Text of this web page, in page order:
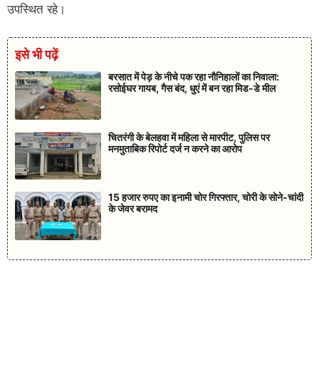
उपस्थित रहे।
इसे भी पढ़ें
बरसात में पेड़ के नीचे पक रहा नौनिहालों का निवाला:
रसोईघर गायब, गैस बंद, धुएं में बन रहा मिड-डे मील
चितरंगी के बेलहवा में महिला से मारपीट, पुलिस पर
मनमुताबिक रिपोर्ट दर्ज न करने का आरोप
15 हजार रुपए का इनामी चोर गिरफ्तार, चोरी के सोने-चांदी
के जेवर बरामद